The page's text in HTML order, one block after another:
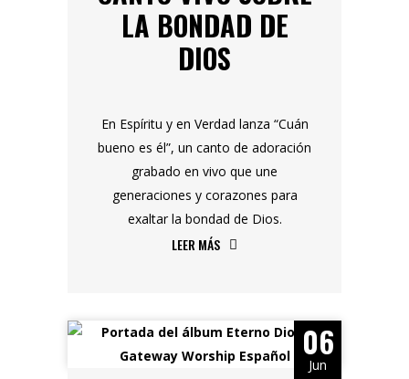
LA BONDAD DE
DIOS
En Espíritu y en Verdad lanza “Cuán
bueno es él”, un canto de adoración
grabado en vivo que une
generaciones y corazones para
exaltar la bondad de Dios.
LEER MÁS
06
Jun